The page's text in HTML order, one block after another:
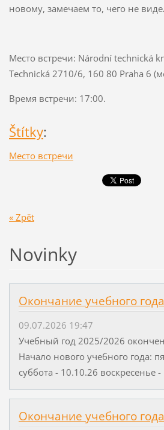
новому, замечаем то, чего не
Место встречи: Národní technická
Technická 2710/6, 160 80 Praha 6
Время встречи: 17:00.
Štítky:
Место встречи
« Zpět
Novinky
Окончание учебного
09.07.2026 19:47
Учебный год 2025/2026
Начало нового учебного года:
суббота - 10.10.26 воскресенье
Окончание учебного